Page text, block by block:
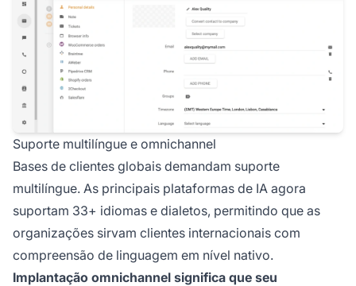
Suporte multilíngue e omnichannel
Bases de clientes globais demandam suporte
multilíngue. As principais plataformas de IA agora
suportam 33+ idiomas e dialetos, permitindo que as
organizações sirvam clientes internacionais com
compreensão de linguagem em nível nativo.
Implantação omnichannel significa que seu